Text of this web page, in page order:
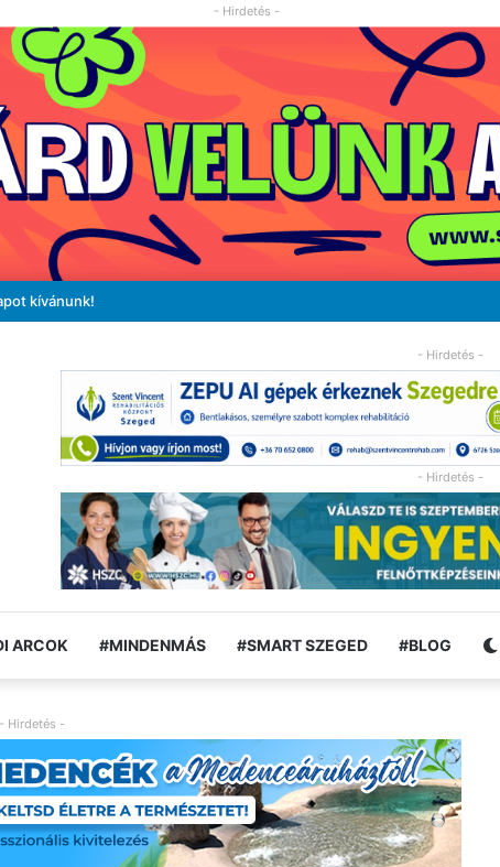
- Hirdetés -
kívánunk!
- Hirdetés -
- Hirdetés -
ARCOK #MINDENMÁS #SMART SZEGED #BLOG
- Hirdetés -